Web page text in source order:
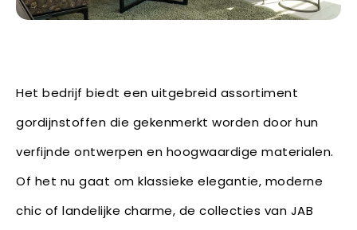
Het bedrijf biedt een uitgebreid assortiment
gordijnstoffen die gekenmerkt worden door hun
verfijnde ontwerpen en hoogwaardige materialen.
Of het nu gaat om klassieke elegantie, moderne
chic of landelijke charme, de collecties van JAB